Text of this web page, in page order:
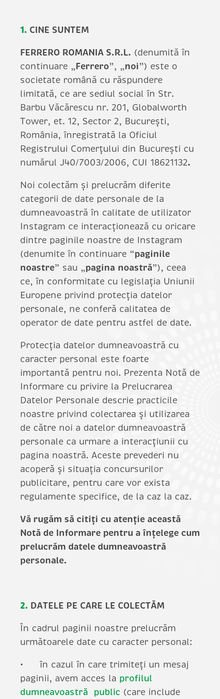
1. CINE SUNTEM
FERRERO ROMANIA S.R.L. (denumită în
continuare „Ferrero”, „noi”) este o
societate română cu răspundere
limitată, ce are sediul social în Str.
Barbu Văcărescu nr. 201, Globalworth
Tower, et. 12, Sector 2, București,
România, înregistrată la Oficiul
Registrului Comerțului din București cu
numărul J40/7003/2006, CUI 18621132.
Noi colectăm și prelucrăm diferite
categorii de date personale de la
dumneavoastră în calitate de utilizator
Instagram ce interacționează cu oricare
dintre paginile noastre de Instagram
(denumite în continuare “paginile
noastre” sau „pagina noastră”), ceea
ce, în conformitate cu legislația Uniunii
Europene privind protecția datelor
personale, ne conferă calitatea de
operator de date pentru astfel de date.
Protecția datelor dumneavoastră cu
caracter personal este foarte
importantă pentru noi. Prezenta Notă de
Informare cu privire la Prelucrarea
Datelor Personale descrie practicile
noastre privind colectarea și utilizarea
de către noi a datelor dumneavoastră
personale ca urmare a interacțiunii cu
pagina noastră. Aceste prevederi nu
acoperă și situația concursurilor
publicitare, pentru care vor exista
regulamente specifice, de la caz la caz.
Vă rugăm să citiți cu atenție această
Notă de Informare pentru a înțelege cum
prelucrăm datele dumneavoastră
personale.
2. DATELE PE CARE LE COLECTĂM
În cadrul paginii noastre prelucrăm
următoarele date cu caracter personal:
în cazul în care trimiteți un mesaj
paginii, avem acces la profilul
dumneavoastră public (care include